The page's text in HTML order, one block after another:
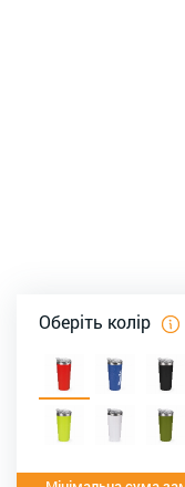
Оберіть колір